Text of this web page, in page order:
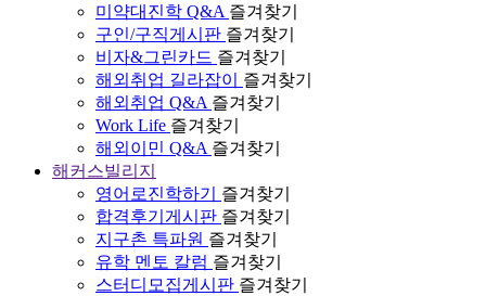
미약대진학 Q&A 즐겨찾기
구인/구직게시판 즐겨찾기
비자&그린카드 즐겨찾기
해외취업 길라잡이
즐겨찾기
해외취업 Q&A 즐겨찾기
Work Life 즐겨찾기
해외이민 Q&A 즐겨찾기
해커스빌리지
영어로진학하기
즐겨찾기
합격후기게시판 즐겨찾기
지구촌 특파원 즐겨찾기
유학 멘토 칼럼 즐겨찾기
스터디모집게시판 즐겨찾기